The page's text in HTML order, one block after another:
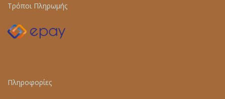
Τρόποι Πληρωμής
Πληροφορίες